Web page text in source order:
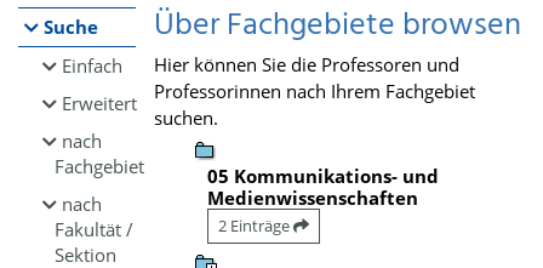
Suche
Einfach
Erweitert
nach
Fachgebiet
nach
Fakultät /
Sektion
Über Fachgebiete browsen
Hier können Sie die Professoren und
Professorinnen nach Ihrem Fachgebiet
suchen.
05 Kommunikations- und
Medienwissenschaften
2 Einträge